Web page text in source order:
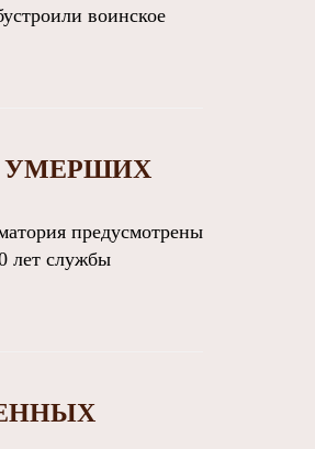
воинское
УМЕРШИХ
предусмотрены
лет службы